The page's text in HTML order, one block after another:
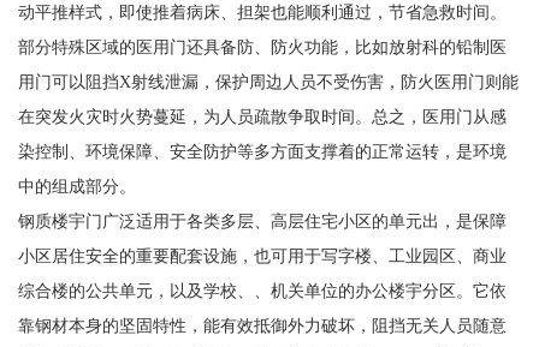
动平推样式，即使推着病床、担架也能顺利通过，节省急救时间。
部分特殊区域的医用门还具备防、防火功能，比如放射科的铅制医
用门可以阻挡X射线泄漏，保护周边人员不受伤害，防火医用门则能
在突发火灾时火势蔓延，为人员疏散争取时间。总之，医用门从感
染控制、环境保障、安全防护等多方面支撑着的正常运转，是环境
中的组成部分。
钢质楼宇门广泛适用于各类多层、高层住宅小区的单元出，是保障
小区居住安全的重要配套设施，也可用于写字楼、工业园区、商业
综合楼的公共单元，以及学校、、机关单位的办公楼宇分区。它依
靠钢材本身的坚固特性，能有效抵御外力破坏，阻挡无关人员随意